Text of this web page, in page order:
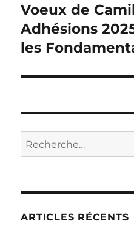
Voeux de
Adhésions
les
Recherche
pour :
ARTICLES RÉCENTS